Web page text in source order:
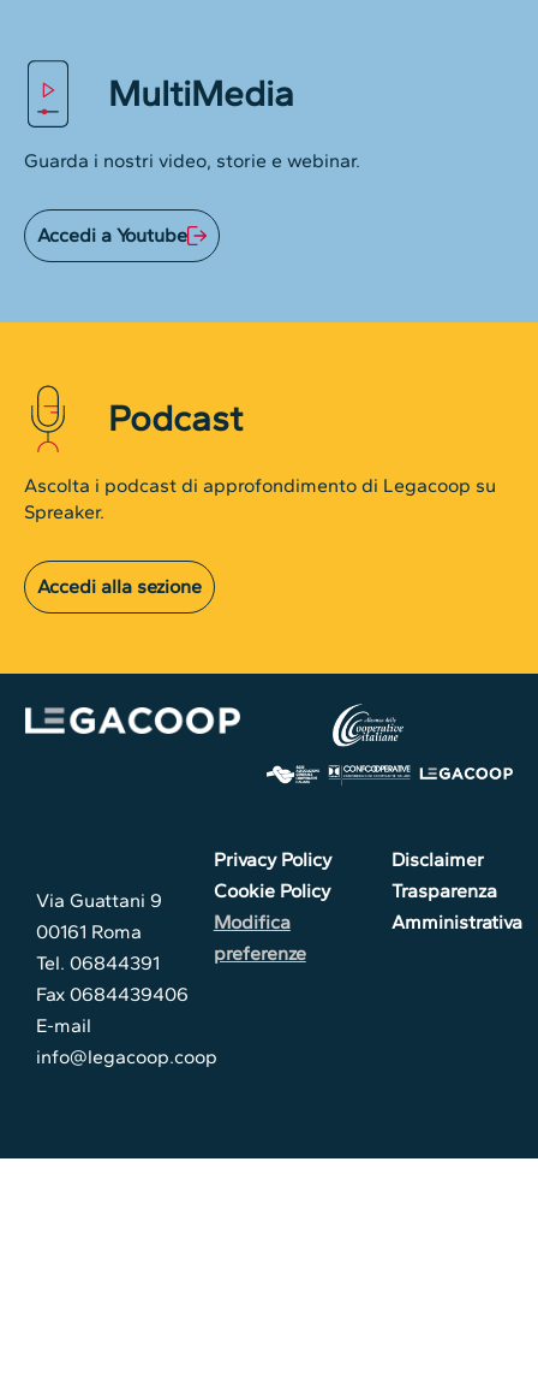
MultiMedia
Guarda i nostri video, storie e webinar.
Accedi a Youtube
Podcast
Ascolta i podcast di approfondimento di Legacoop su
Spreaker.
Accedi alla sezione
Via Guattani 9
00161 Roma
Tel. 06844391
Fax 0684439406
E-mail
info@legacoop.coop
Privacy Policy
Cookie Policy
Modifica
preferenze
Disclaimer
Trasparenza
Amministrativa